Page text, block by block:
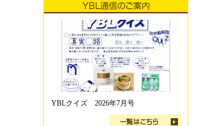
YBLクイズ 2026年7月号